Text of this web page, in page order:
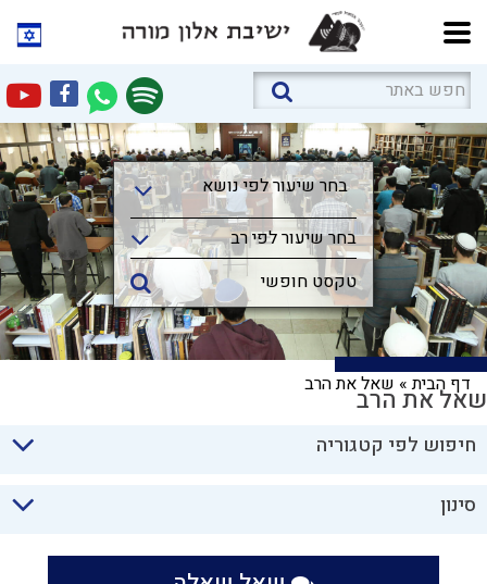
בחר שיעור לפי נושא
בחר שיעור לפי נושא
בחר שיעור לפי רב
דף הבית» שאל את הרבשאל את הרב
חיפוש לפי קטגוריה
סינון